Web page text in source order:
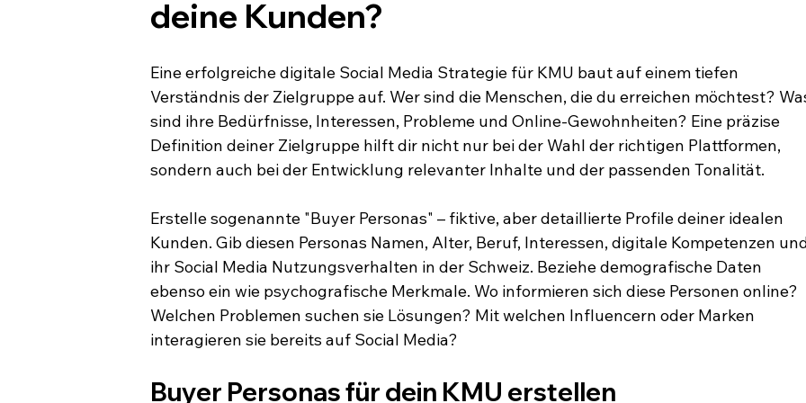
deine Kunden?
Eine erfolgreiche digitale Social Media Strategie für KMU baut auf einem tiefen
Verständnis der Zielgruppe auf. Wer sind die Menschen, die du erreichen möchtest?
sind ihre Bedürfnisse, Interessen, Probleme und Online-Gewohnheiten? Eine präzise
Definition deiner Zielgruppe hilft dir nicht nur bei der Wahl der richtigen Plattformen,
sondern auch bei der Entwicklung relevanter Inhalte und der passenden Tonalität.
Erstelle sogenannte "Buyer Personas" – fiktive, aber detaillierte Profile deiner idealen
Kunden. Gib diesen Personas Namen, Alter, Beruf, Interessen, digitale Kompetenzen
ihr Social Media Nutzungsverhalten in der Schweiz. Beziehe demografische Daten
ebenso ein wie psychografische Merkmale. Wo informieren sich diese Personen online?
Welchen Problemen suchen sie Lösungen? Mit welchen Influencern oder Marken
interagieren sie bereits auf Social Media?
Buyer Personas für dein KMU erstellen